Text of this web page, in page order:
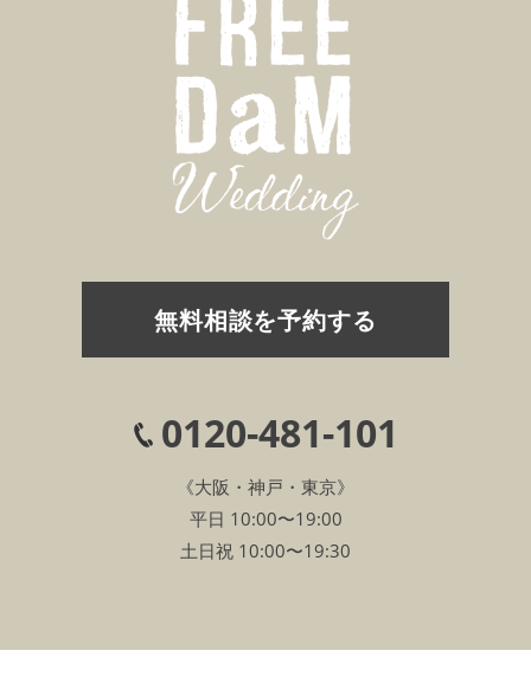
無料相談を予約する
0120-481-101
《大阪・神戸・東京》
平日 10:00〜19:00
土日祝 10:00〜19:30